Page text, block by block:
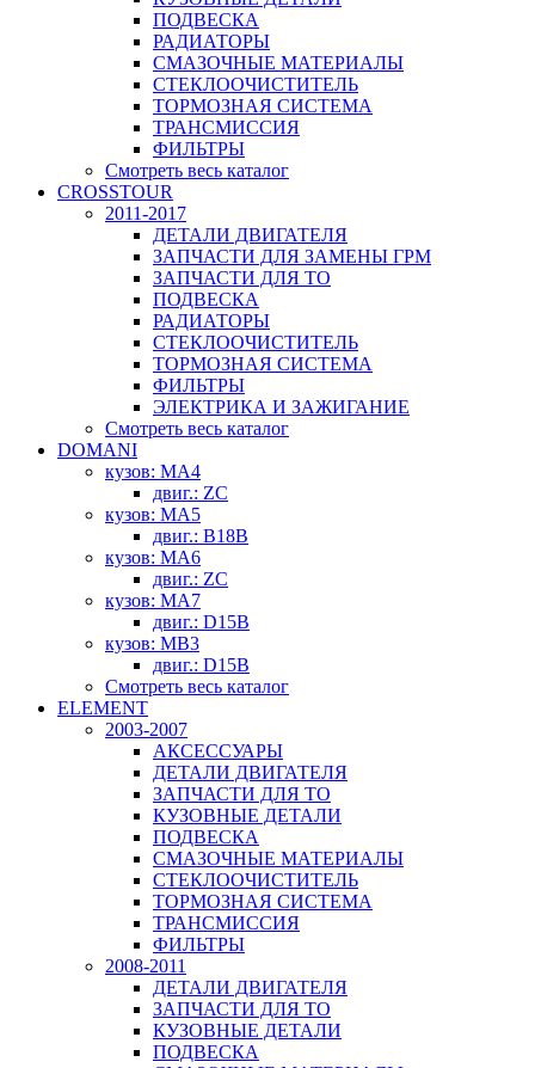
ПОДВЕСКА
РАДИАТОРЫ
СМАЗОЧНЫЕ МАТЕРИАЛЫ
СТЕКЛООЧИСТИТЕЛЬ
ТОРМОЗНАЯ СИСТЕМА
ТРАНСМИССИЯ
ФИЛЬТРЫ
Смотреть весь каталог
CROSSTOUR
2011-2017
ДЕТАЛИ ДВИГАТЕЛЯ
ЗАПЧАСТИ ДЛЯ ЗАМЕНЫ ГРМ
ЗАПЧАСТИ ДЛЯ ТО
ПОДВЕСКА
РАДИАТОРЫ
СТЕКЛООЧИСТИТЕЛЬ
ТОРМОЗНАЯ СИСТЕМА
ФИЛЬТРЫ
ЭЛЕКТРИКА И ЗАЖИГАНИЕ
Смотреть весь каталог
DOMANI
кузов: MA4
двиг.: ZC
кузов: MA5
двиг.: B18B
кузов: MA6
двиг.: ZC
кузов: MA7
двиг.: D15B
кузов: MB3
двиг.: D15B
Смотреть весь каталог
ELEMENT
2003-2007
АКСЕССУАРЫ
ДЕТАЛИ ДВИГАТЕЛЯ
ЗАПЧАСТИ ДЛЯ ТО
КУЗОВНЫЕ ДЕТАЛИ
ПОДВЕСКА
СМАЗОЧНЫЕ МАТЕРИАЛЫ
СТЕКЛООЧИСТИТЕЛЬ
ТОРМОЗНАЯ СИСТЕМА
ТРАНСМИССИЯ
ФИЛЬТРЫ
2008-2011
ДЕТАЛИ ДВИГАТЕЛЯ
ЗАПЧАСТИ ДЛЯ ТО
КУЗОВНЫЕ ДЕТАЛИ
ПОДВЕСКА